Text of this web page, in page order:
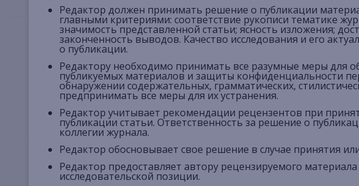
Редактор должен принимать решение о публикации
главными критериями: соответствие рукописи тематике
значимость представленной статьи; ясность изложения;
законченность выводов. Качество исследования и его
о публикации.
Редактору необходимо принимать все разумные меры для
публикуемых материалов и защиты конфиденциальности
обнаружении содержательных, грамматических,
предпринимать все меры для их устранения.
Редактор учитывает рекомендации рецензентов при
публикации статьи. Ответственность за решение о
коллегии журнала.
Редактор обосновывает свое решение в случае принятия
Редактор предоставляет автору рецензируемого
исследовательской позиции.